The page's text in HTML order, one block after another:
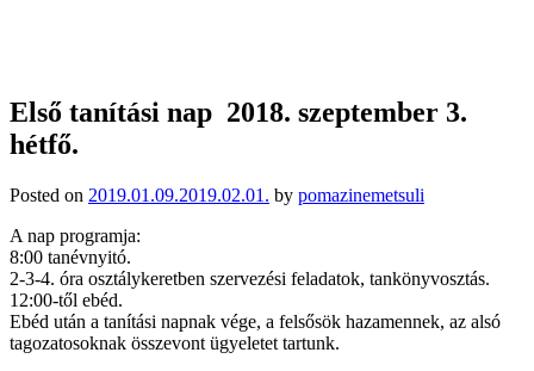
Első tanítási nap 2018. szeptember 3.
hétfő.
Posted on 2019.01.09.2019.02.01. by pomazinemetsuli
A nap programja:
8:00 tanévnyitó.
2-3-4. óra osztálykeretben szervezési feladatok, tankönyvosztás.
12:00-től ebéd.
Ebéd után a tanítási napnak vége, a felsősök hazamennek, az alsó
tagozatosoknak összevont ügyeletet tartunk.